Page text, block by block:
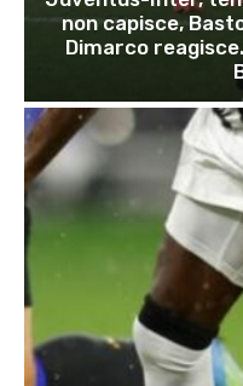
non capisce,
Dimarco